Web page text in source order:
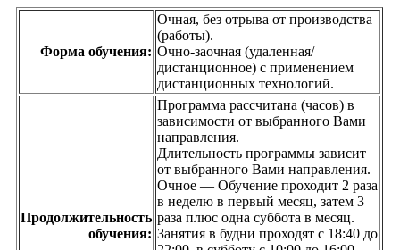
Форма обучения:
Очная, без отрыва от производства
(работы).
Очно-заочная (удаленная/
дистанционное) с применением
дистанционных технологий.
Продолжительность
обучения:
Программа рассчитана (часов) в
зависимости от выбранного Вами
направления.
Длительность программы зависит
от выбранного Вами направления.
Очное — Обучение проходит 2 раза
в неделю в первый месяц, затем 3
раза плюс одна суббота в месяц.
Занятия в будни проходят с 18:40 до